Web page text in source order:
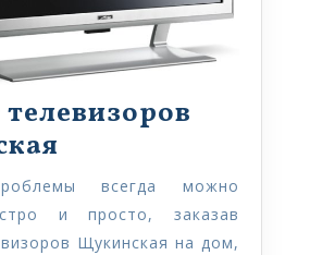
телевизоров
Щукинская
всегда можно
и просто, заказав
Щукинская на дом,